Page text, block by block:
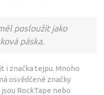
posloužit jako
páska.
i značka tejpu. Mnoho
osvědčené značky
RockTape nebo